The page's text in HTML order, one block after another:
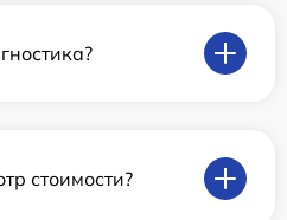
стоимости?